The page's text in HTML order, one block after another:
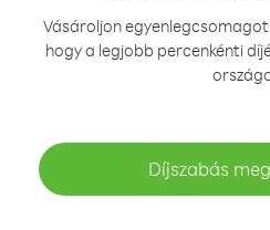
Vásároljon
hogy a legjobb percenkénti
Díjszabás